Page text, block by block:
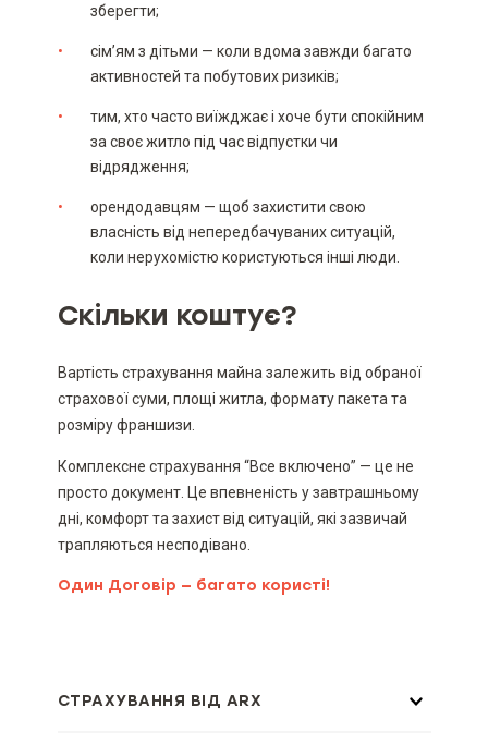
зберегти;
сім’ям з дітьми — коли вдома завжди багато
активностей та побутових ризиків;
тим, хто часто виїжджає і хоче бути спокійним
за своє житло під час відпустки чи
відрядження;
орендодавцям — щоб захистити свою
власність від непередбачуваних ситуацій,
коли нерухомістю користуються інші люди.
Скільки коштує?
Вартість страхування майна залежить від обраної
страхової суми, площі житла, формату пакета та
розміру франшизи.
Комплексне страхування “Все включено” — це не
просто документ. Це впевненість у завтрашньому
дні, комфорт та захист від ситуацій, які зазвичай
трапляються несподівано.
Один Договір — багато користі!
СТРАХУВАННЯ ВІД ARX